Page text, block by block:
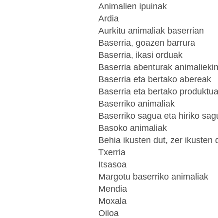
Animalien ipuinak
Ardia
Aurkitu animaliak baserrian
Baserria, goazen barrura
Baserria, ikasi orduak
Baserria abenturak animaliekin
Baserria eta bertako abereak
Baserria eta bertako
Baserriko animaliak
Baserriko sagua eta hiriko
Basoko animaliak
Behia ikusten dut, zer ikusten
Txerria
Itsasoa
Margotu baserriko animaliak
Mendia
Moxala
Oiloa